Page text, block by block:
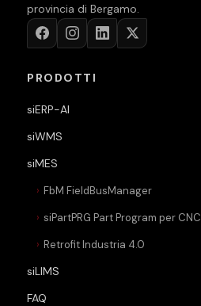
provincia di Bergamo.
PRODOTTI
siERP-AI
siWMS
siMES
FbM FieldBusManager
siPartPRG Part Program per CNC
Retrofit Industria 4.0
siLIMS
FAQ